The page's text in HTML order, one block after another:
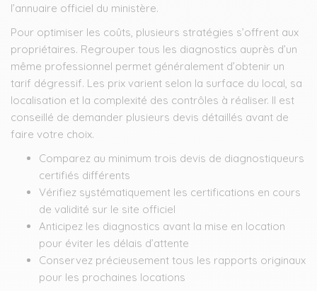
l’annuaire officiel du ministère.
Pour optimiser les coûts, plusieurs stratégies s’offrent aux
propriétaires. Regrouper tous les diagnostics auprès d’un
même professionnel permet généralement d’obtenir un
tarif dégressif. Les prix varient selon la surface du local, sa
localisation et la complexité des contrôles à réaliser. Il est
conseillé de demander plusieurs devis détaillés avant de
faire votre choix.
Comparez au minimum trois devis de diagnostiqueurs
certifiés différents
Vérifiez systématiquement les certifications en cours
de validité sur le site officiel
Anticipez les diagnostics avant la mise en location
pour éviter les délais d’attente
Conservez précieusement tous les rapports originaux
pour les prochaines locations